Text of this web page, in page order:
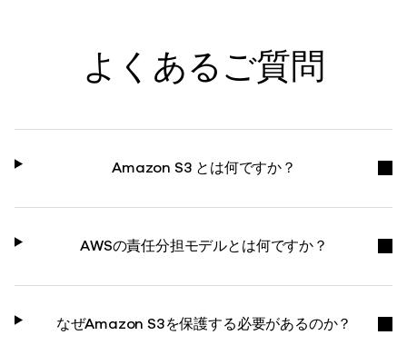
よくあるご質問
Amazon S3 とは何ですか？
AWSの責任分担モデルとは何ですか？
なぜAmazon S3を保護する必要があるのか？